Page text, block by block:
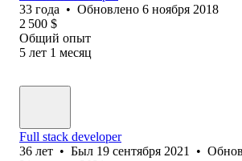
33 года • Обновлено 6 ноября 2018
2 500 $
Общий опыт
5 лет 1 месяц
Full stack developer
36 лет • Был 19 сентября 2021 •